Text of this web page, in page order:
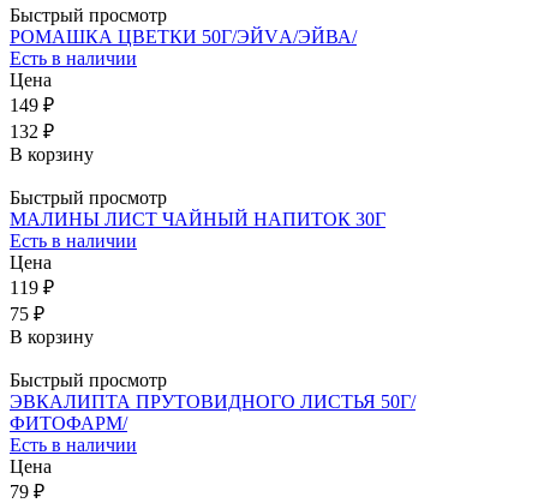
Быстрый просмотр
РОМАШКА ЦВЕТКИ 50Г/ЭЙVА/ЭЙВА/
Есть в наличии
Цена
149 ₽
132 ₽
В корзину
Быстрый просмотр
МАЛИНЫ ЛИСТ ЧАЙНЫЙ НАПИТОК 30Г
Есть в наличии
Цена
119 ₽
75 ₽
В корзину
Быстрый просмотр
ЭВКАЛИПТА ПРУТОВИДНОГО ЛИСТЬЯ 50Г/
ФИТОФАРМ/
Есть в наличии
Цена
79 ₽